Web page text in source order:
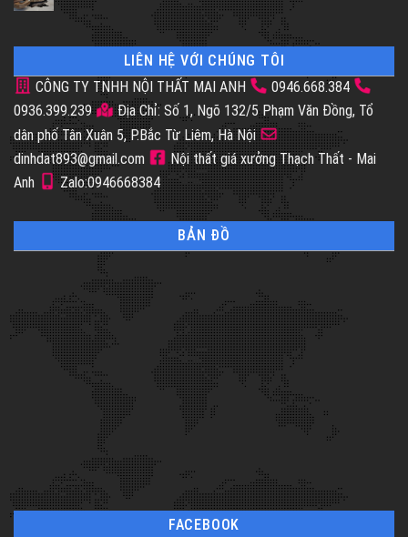
LIÊN HỆ VỚI CHÚNG TÔI
CÔNG TY TNHH NỘI THẤT MAI ANH
0946.668.384
0936.399.239
Địa Chỉ: Số 1, Ngõ 132/5 Phạm Văn Đồng, Tổ
dân phố Tân Xuân 5, P.Bắc Từ Liêm, Hà Nội
dinhdat893@gmail.com
Nội thất giá xưởng Thạch Thất - Mai
Anh
Zalo:0946668384
BẢN ĐỒ
FACEBOOK